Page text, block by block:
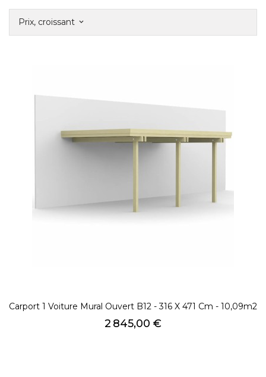
Prix, croissant keyboard_arrow_down
Carport 1 Voiture Mural Ouvert B12 - 316 X 471 Cm - 10,09m2
Prix
2 845,00 €